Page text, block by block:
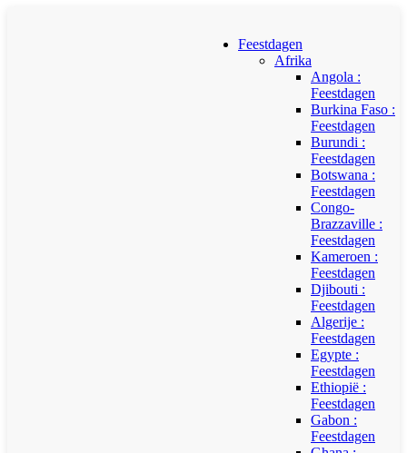
Feestdagen
Afrika
Angola :
Feestdagen
Burkina Faso :
Feestdagen
Burundi :
Feestdagen
Botswana :
Feestdagen
Congo-
Brazzaville :
Feestdagen
Kameroen :
Feestdagen
Djibouti :
Feestdagen
Algerije :
Feestdagen
Egypte :
Feestdagen
Ethiopië :
Feestdagen
Gabon :
Feestdagen